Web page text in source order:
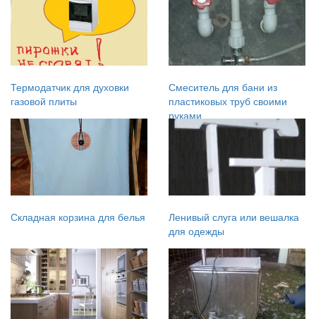
Термодатчик для духовки
газовой плиты
Смеситель для бани из
пластиковых труб своими
руками
Складная корзина для белья
Ленивый слуга или вешалка
для одежды